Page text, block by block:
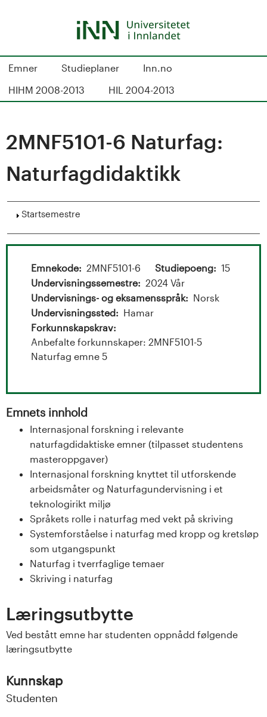
S
d
a
U
n
t
e
t
e
t
Emner Studieplaner
Inn.no
HIHM 2008-2013
HIL 2004-2013
2MNF5101-6 Naturfag:
Naturfagdidaktikk
Vis
Startsemestre
Emnekode 2MNF5101-6 Studiepoeng
15
Undervisningssemestre
2024 Vår
Undervisnings- og eksamensspråk
Norsk
Undervisningssted
Hamar
Forkunnskapskrav
Anbefalte forkunnskaper: 2MNF5101-5
Naturfag emne 5
Emnets innhold
Internasjonal forskning i relevante
naturfagdidaktiske emner (tilpasset studentens
masteroppgaver)
Internasjonal forskning knyttet til utforskende
arbeidsmåter og Naturfagundervisning i et
teknologirikt miljø
Språkets rolle i naturfag med vekt på skriving
Systemforståelse i naturfag med kropp og kretsløp
som utgangspunkt
Naturfag i tverrfaglige temaer
Skriving i naturfag
Læringsutbytte
Ved bestått emne har studenten oppnådd følgende
læringsutbytte
Kunnskap
Studenten